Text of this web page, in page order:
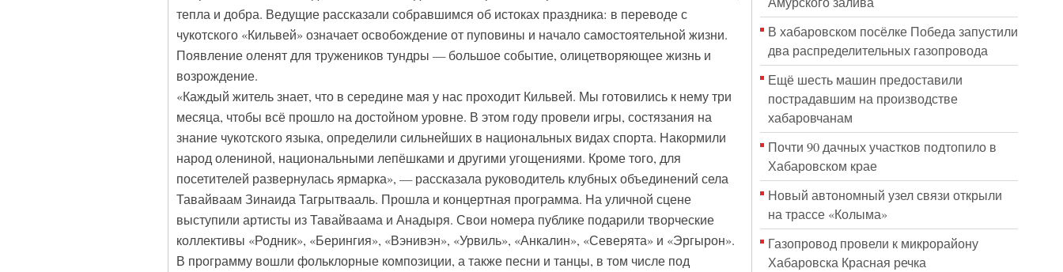
тепла и добра. Ведущие рассказали собравшимся об истоках праздника: в переводе с
чукотского «Кильвей» означает освобождение от пуповины и начало самостоятельной жизни.
Появление оленят для тружеников тундры — большое событие, олицетворяющее жизнь и
возрождение.
«Каждый житель знает, что в середине мая у нас проходит Кильвей. Мы готовились к нему три
месяца, чтобы всё прошло на достойном уровне. В этом году провели игры, состязания на
знание чукотского языка, определили сильнейших в национальных видах спорта. Накормили
народ олениной, национальными лепёшками и другими угощениями. Кроме того, для
посетителей развернулась ярмарка», — рассказала руководитель клубных объединений села
Тавайваам Зинаида Тагрытвааль. Прошла и концертная программа. На уличной сцене
выступили артисты из Тавайваама и Анадыря. Свои номера публике подарили творческие
коллективы «Родник», «Берингия», «Вэнивэн», «Урвиль», «Анкалин», «Северята» и «Эргырон».
В программу вошли фольклорные композиции, а также песни и танцы, в том числе под
В хабаровском посёлке Победа запустили
два распределительных газопровода
Ещё шесть машин предоставили
пострадавшим на производстве
хабаровчанам
Почти 90 дачных участков подтопило в
Хабаровском крае
Новый автономный узел связи открыли
на трассе «Колыма»
Газопровод провели к микрорайону
Хабаровска Красная речка